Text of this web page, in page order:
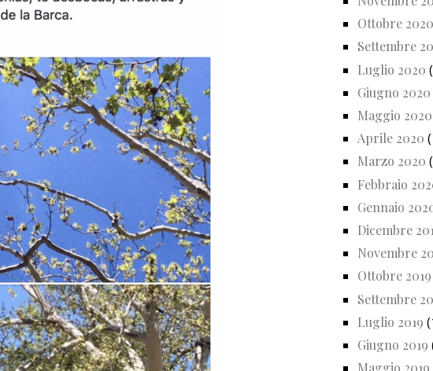
Ottobre 2020
Settembre
Luglio 2020
Giugno 2020
Maggio 2020
Aprile 2020
Marzo 2020
Febbraio
Gennaio
Dicembre
Novembre
Ottobre 2019
Settembre
Luglio 2019
Giugno 2019
Maggio 2019